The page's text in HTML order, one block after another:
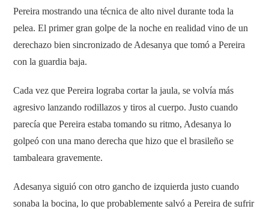
Pereira mostrando una técnica de alto nivel durante toda la
pelea. El primer gran golpe de la noche en realidad vino de un
derechazo bien sincronizado de Adesanya que tomó a Pereira
con la guardia baja.
Cada vez que Pereira lograba cortar la jaula, se volvía más
agresivo lanzando rodillazos y tiros al cuerpo. Justo cuando
parecía que Pereira estaba tomando su ritmo, Adesanya lo
golpeó con una mano derecha que hizo que el brasileño se
tambaleara gravemente.
Adesanya siguió con otro gancho de izquierda justo cuando
sonaba la bocina, lo que probablemente salvó a Pereira de sufrir